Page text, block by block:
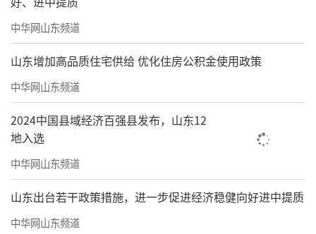
中华网山东频道
山东增加高品质住宅供给 优化住房公积金使用政策
中华网山东频道
2024中国县域经济百强县发布，山东12
地入选
中华网山东频道
山东出台若干政策措施，进一步促进经济稳健向好进中提质
中华网山东频道